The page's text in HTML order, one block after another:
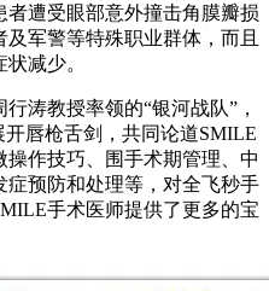
遭受眼部意外撞击角膜瓣损
军警等特殊职业群体，而且
减少。
教授率领的“银河战队”，
唇枪舌剑，共同论道SMILE
作技巧、围手术期管理、中
预防和处理等，对全飞秒手
手术医师提供了更多的宝